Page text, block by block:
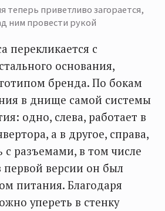
теперь приветливо загорается,
ним провести рукой
перекликается с
основания,
бренда. По бокам
в днище самой системы
одно, слева, работает в
а в другое, справа,
с разъемами, в том числе
версии он был
питания. Благодаря
упереть в стенку